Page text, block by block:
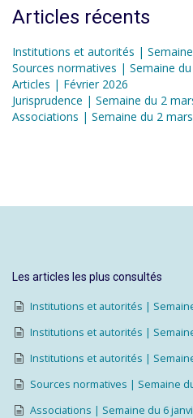
Articles récents
Institutions et autorités |
Sources normatives | Semaine
Articles | Février 2026
Jurisprudence | Semaine du 2
Associations | Semaine du 2
Les articles les plus consultés
Institutions et autorités |
Institutions et autorités |
Institutions et autorités |
Sources normatives | Semaine
Associations | Semaine du 6